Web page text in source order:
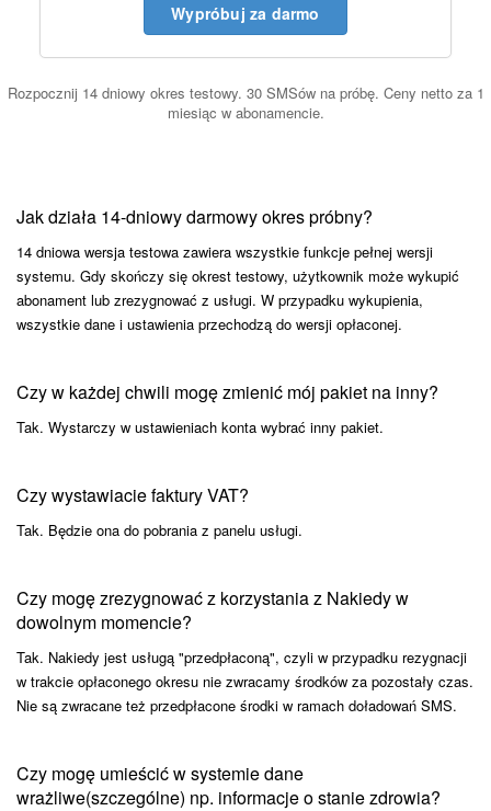
Wypróbuj za darmo
Rozpocznij 14 dniowy okres testowy. 30 SMSów na próbę. Ceny netto za 1
miesiąc w abonamencie.
Jak działa 14-dniowy darmowy okres próbny?
14 dniowa wersja testowa zawiera wszystkie funkcje pełnej wersji
systemu. Gdy skończy się okrest testowy, użytkownik może wykupić
abonament lub zrezygnować z usługi. W przypadku wykupienia,
wszystkie dane i ustawienia przechodzą do wersji opłaconej.
Czy w każdej chwili mogę zmienić mój pakiet na inny?
Tak. Wystarczy w ustawieniach konta wybrać inny pakiet.
Czy wystawiacie faktury VAT?
Tak. Będzie ona do pobrania z panelu usługi.
Czy mogę zrezygnować z korzystania z Nakiedy w
dowolnym momencie?
Tak. Nakiedy jest usługą "przedpłaconą", czyli w przypadku rezygnacji
w trakcie opłaconego okresu nie zwracamy środków za pozostały czas.
Nie są zwracane też przedpłacone środki w ramach doładowań SMS.
Czy mogę umieścić w systemie dane
wrażliwe(szczególne) np. informacje o stanie zdrowia?